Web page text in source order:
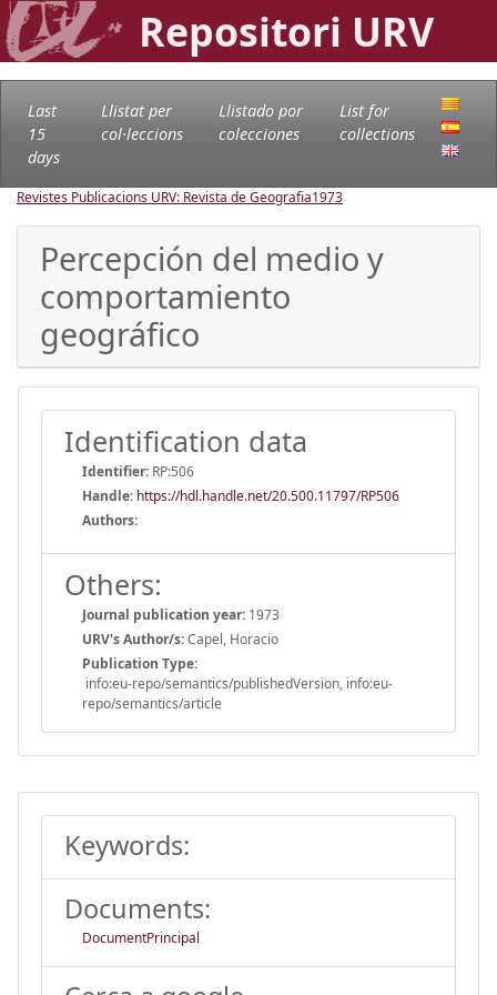
Repositori URV
Last
15
days
Llistat per
col·leccions
Llistado por
colecciones
List for
collections
Revistes Publicacions URV: Revista de Geografia1973
Percepción del medio y
comportamiento
geográfico
Identification data
Identifier: RP:506
Handle: https://hdl.handle.net/20.500.11797/RP506
Authors:
Others:
Journal publication year: 1973
URV's Author/s:Capel, Horacio
Publication Type:
info:eu-repo/semantics/publishedVersion, info:eu-
repo/semantics/article
Keywords:
Documents:
DocumentPrincipal